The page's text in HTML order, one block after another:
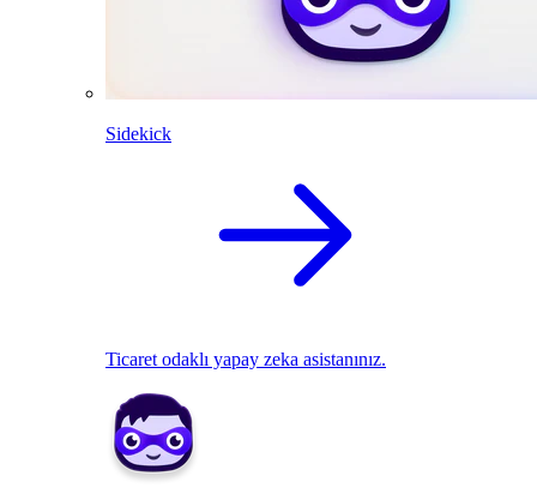
Sidekick
Ticaret odaklı yapay zeka asistanınız.